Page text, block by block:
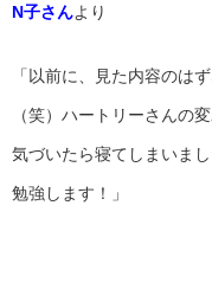
N子さんより
「以前に、見た内容のは
（笑）ハートリーさんの
気づいたら寝てしまいま
勉強します！」